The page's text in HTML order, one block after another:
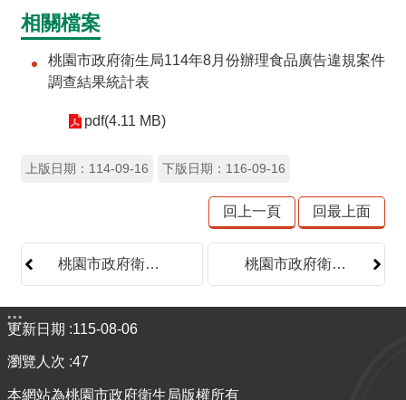
事
消
品
業
專
食
相關檔案
桃園市政府衛生局114年8月份辦理食品廣告違規案件
調查結果統計表
pdf(4.11 MB)
上版日期：114-09-16 下版日期：116-09-16
回上一頁 回最上面
桃園市政府衛生局114年9月食品抽驗合格名單 桃園市政府衛生局114年8月份食品(健康食品)標示違規案件調查結果統計表
:::
更新日期 115-08-06
瀏覽人次 47
本網站為桃園市政府衛生局版權所有